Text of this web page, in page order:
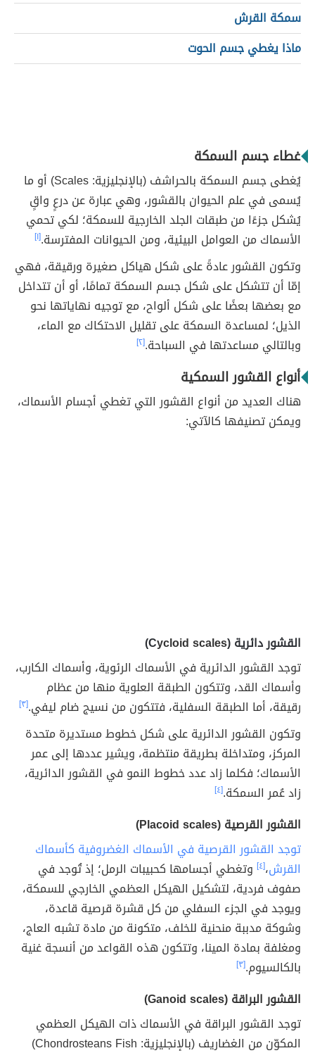
سمكة القرش
ماذا يغطي جسم الحوت
غطاء جسم السمكة
يُغطى جسم السمكة بالحراشف (بالإنجليزية: Scales) أو ما
يُسمى في علم الحيوان بالقشور، وهي عبارة عن درعٍ واقٍ
يُشكل جزءًا من طبقات الجلد الخارجية للسمكة؛ لكي تحمي
الأسماك من العوامل البيئية، ومن الحيوانات المفترسة.[١]
وتكون القشور عادةً على شكل هياكل صغيرة ورقيقة، فهي
إمّا أن تتشكل على شكل جسم السمكة تمامًا، أو أن تتداخل
مع بعضها بعضًا على شكل ألواح، مع توجيه نهاياتها نحو
الذيل؛ لمساعدة السمكة على تقليل الاحتكاك مع الماء،
وبالتالي مساعدتها في السباحة.[٢]
أنواع القشور السمكية
هناك العديد من أنواع القشور التي تغطي أجسام الأسماك،
ويمكن تصنيفها كالآتي:
القشور دائرية (Cycloid scales
)
توجد القشور الدائرية في الأسماك الرئوية، وأسماك الكارب،
وأسماك القد، وتتكون الطبقة العلوية منها من عظام
رقيقة، أما الطبقة السفلية، فتتكون من نسيج ضام ليفي.[٣]
وتكون القشور الدائرية على شكل خطوط مستديرة متحدة
المركز، ومتداخلة بطريقة منتظمة، ويشير عددها إلى عمر
الأسماك؛ فكلما زاد عدد خطوط النمو في القشور الدائرية،
زاد عُمر السمكة.[٤]
القشور القرصية (Placoid scales)
توجد القشور القرصية في الأسماك الغضروفية كأسماك
القرش،[٤]
وتغطي أجسامها كحبيبات الرمل؛ إذ تُوجد في
صفوف فردية، لتشكيل الهيكل العظمي الخارجي للسمكة،
ويوجد في الجزء السفلي من كل قشرة قرصية قاعدة،
وشوكة مدببة منحنية للخلف، متكونة من مادة تشبه العاج،
ومغلفة بمادة المينا، وتتكون هذه القواعد من أنسجة غنية
بالكالسيوم.[٣]
القشور البراقة (Ganoid scales)
توجد القشور البراقة في الأسماك ذات الهيكل العظمي
المكوّن من الغضاريف (بالإنجليزية: Chondrosteans Fish)